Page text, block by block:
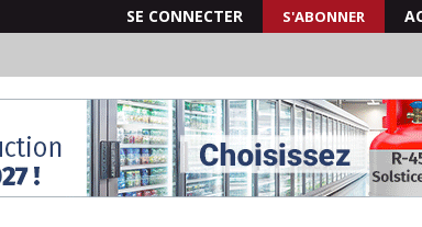
SE CONNECTER S'ABONNER